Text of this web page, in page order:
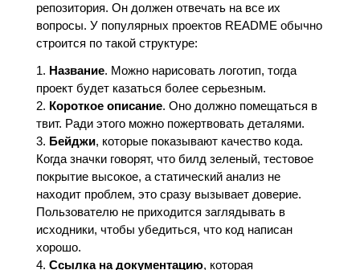
репозитория. Он должен отвечать на все их
вопросы. У популярных проектов README обычно
строится по такой структуре:
Название. Можно нарисовать логотип, тогда
проект будет казаться более серьезным.
Короткое описание. Оно должно помещаться в
твит. Ради этого можно пожертвовать деталями.
Бейджи, которые показывают качество кода.
Когда значки говорят, что билд зеленый, тестовое
покрытие высокое, а статический анализ не
находит проблем, это сразу вызывает доверие.
Пользователю не приходится заглядывать в
исходники, чтобы убедиться, что код написан
хорошо.
Ссылка на документацию, которая